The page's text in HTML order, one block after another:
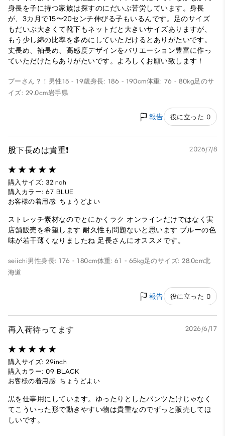
身長を子に持つ家族は探すのにだいぶ苦労しています。身長
が、3カ月で15〜20センチ伸びる子もいるんです。足のサイズ
もだいぶ大きくて靴下もネットだと大きいサイズありますが、
もう少し綿の比率を多めにしていただけるとありがたいです。
丈長め、袖長め、高感度デザインをバリエーション豊富に作っ
ていただけたらありがたいです。よろしくお願い致します！
プーさん？！ 男性 15 - 19歳身長: 186 - 190cm体重: 76 - 80kg足のサ
イズ: 29.0cm岩手県
報告 役に立った 0
股下長めは貴重❗️ 2026/7/8
購入サイズ: 32inch
購入カラー: 67 BLUE
お客様の着用感: ちょうどよい
ストレッチ素材なのでとにかくラク オンラインだけではなく実
店舗販売を希望します 耐久性も問題ないと思います ブルーの色
味が若干薄くなりましたね 足長さんにオススメです。
seiichi男性身長: 176 - 180cm体重: 61 - 65kg足のサイズ: 28.0cm北
海道
報告 役に立った 0
再入荷待ってます 2026/6/17
購入サイズ: 29inch
購入カラー: 09 BLACK
お客様の着用感: ちょうどよい
黒を仕事用にしています。ゆったりとしたパンツたけじゃなく
てこういった形で動きやすい物は貴重なのでずっと販売してほ
しいです。